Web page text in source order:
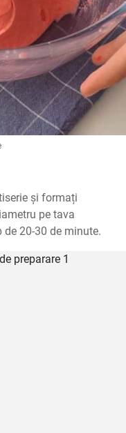
și formați
pe tava
20-30 de minute.